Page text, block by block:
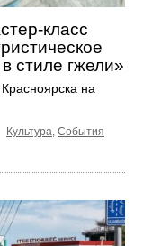
класс
стиле гжели»
на
Культура, События